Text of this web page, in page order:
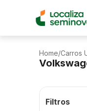
Home/Carros
Filtros